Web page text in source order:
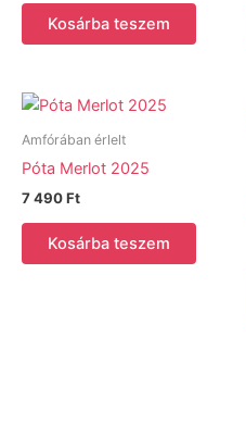
Kosárba teszem
Amfórában érlelt
Póta Merlot 2025
7 490Ft
Kosárba teszem